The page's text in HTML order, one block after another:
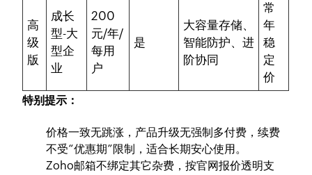
高
级
版
成长
型-大
型企
业
200
元/年/
每用
户
是
大容量存储、
智能防护、进
阶协同
常
年
稳
定
价
特别提示：
价格一致无跳涨，产品升级无强制多付费，续费
不受“优惠期”限制，适合长期安心使用。
Zoho邮箱不绑定其它杂费，按官网报价透明支